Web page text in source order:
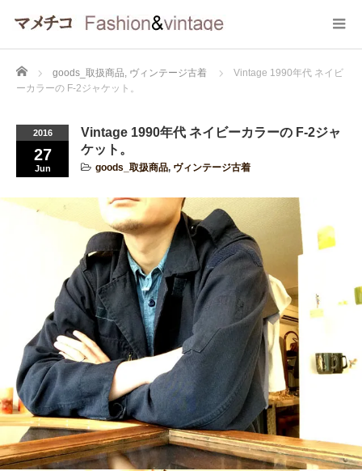
Home goods_取扱商品, ヴィンテージ古着
Vintage 1990年代 ネイビ
ーカラーの F-2ジャケット。
2016
27
Jun
Vintage 1990年代 ネイビーカラーの F-2ジャ
ケット。
goods_取扱商品, ヴィンテージ古着